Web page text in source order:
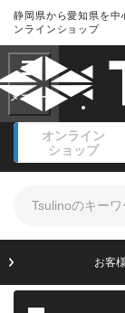
静岡県から愛知県を中
ンラインショップ
オンライン
ショップ
お客
フリーワード
商品カテゴリ
リール
フィ
ライン
針・
良